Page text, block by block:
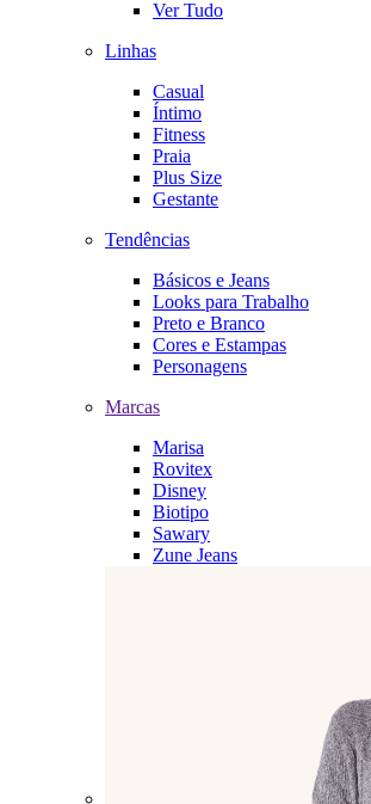
Ver Tudo
Linhas
Casual
Íntimo
Fitness
Praia
Plus Size
Gestante
Tendências
Básicos e Jeans
Looks para Trabalho
Preto e Branco
Cores e Estampas
Personagens
Marcas
Marisa
Rovitex
Disney
Biotipo
Sawary
Zune Jeans